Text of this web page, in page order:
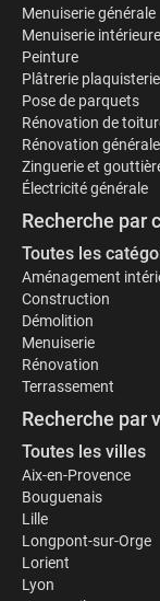
Menuiserie générale
Menuiserie intérieure
Peinture
Plâtrerie plaquisterie
Pose de parquets
Rénovation de
Rénovation générale
Zinguerie et
Électricité générale
Recherche par
Toutes les
Aménagement
Construction
Démolition
Menuiserie
Rénovation
Terrassement
Recherche par
Toutes les villes
Aix-en-Provence
Bouguenais
Lille
Longpont-sur-Orge
Lorient
Lyon